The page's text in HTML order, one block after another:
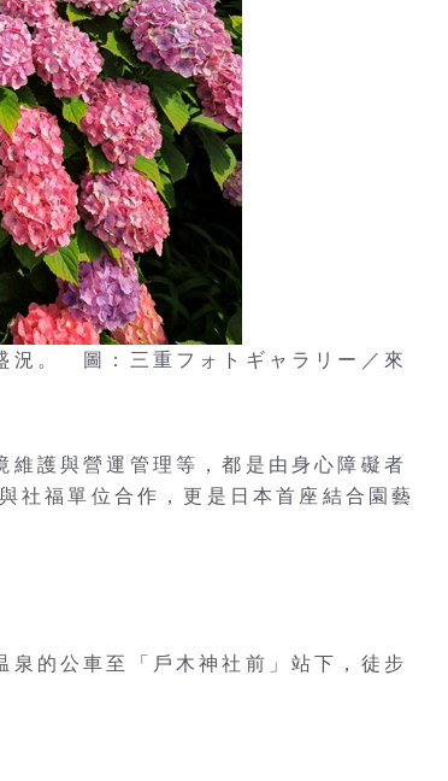
況。 圖：三重フォトギャラリー／來
護與營運管理等，都是由身心障礙者
社福單位合作，更是日本首座結合園藝
的公車至「戶木神社前」站下，徒步